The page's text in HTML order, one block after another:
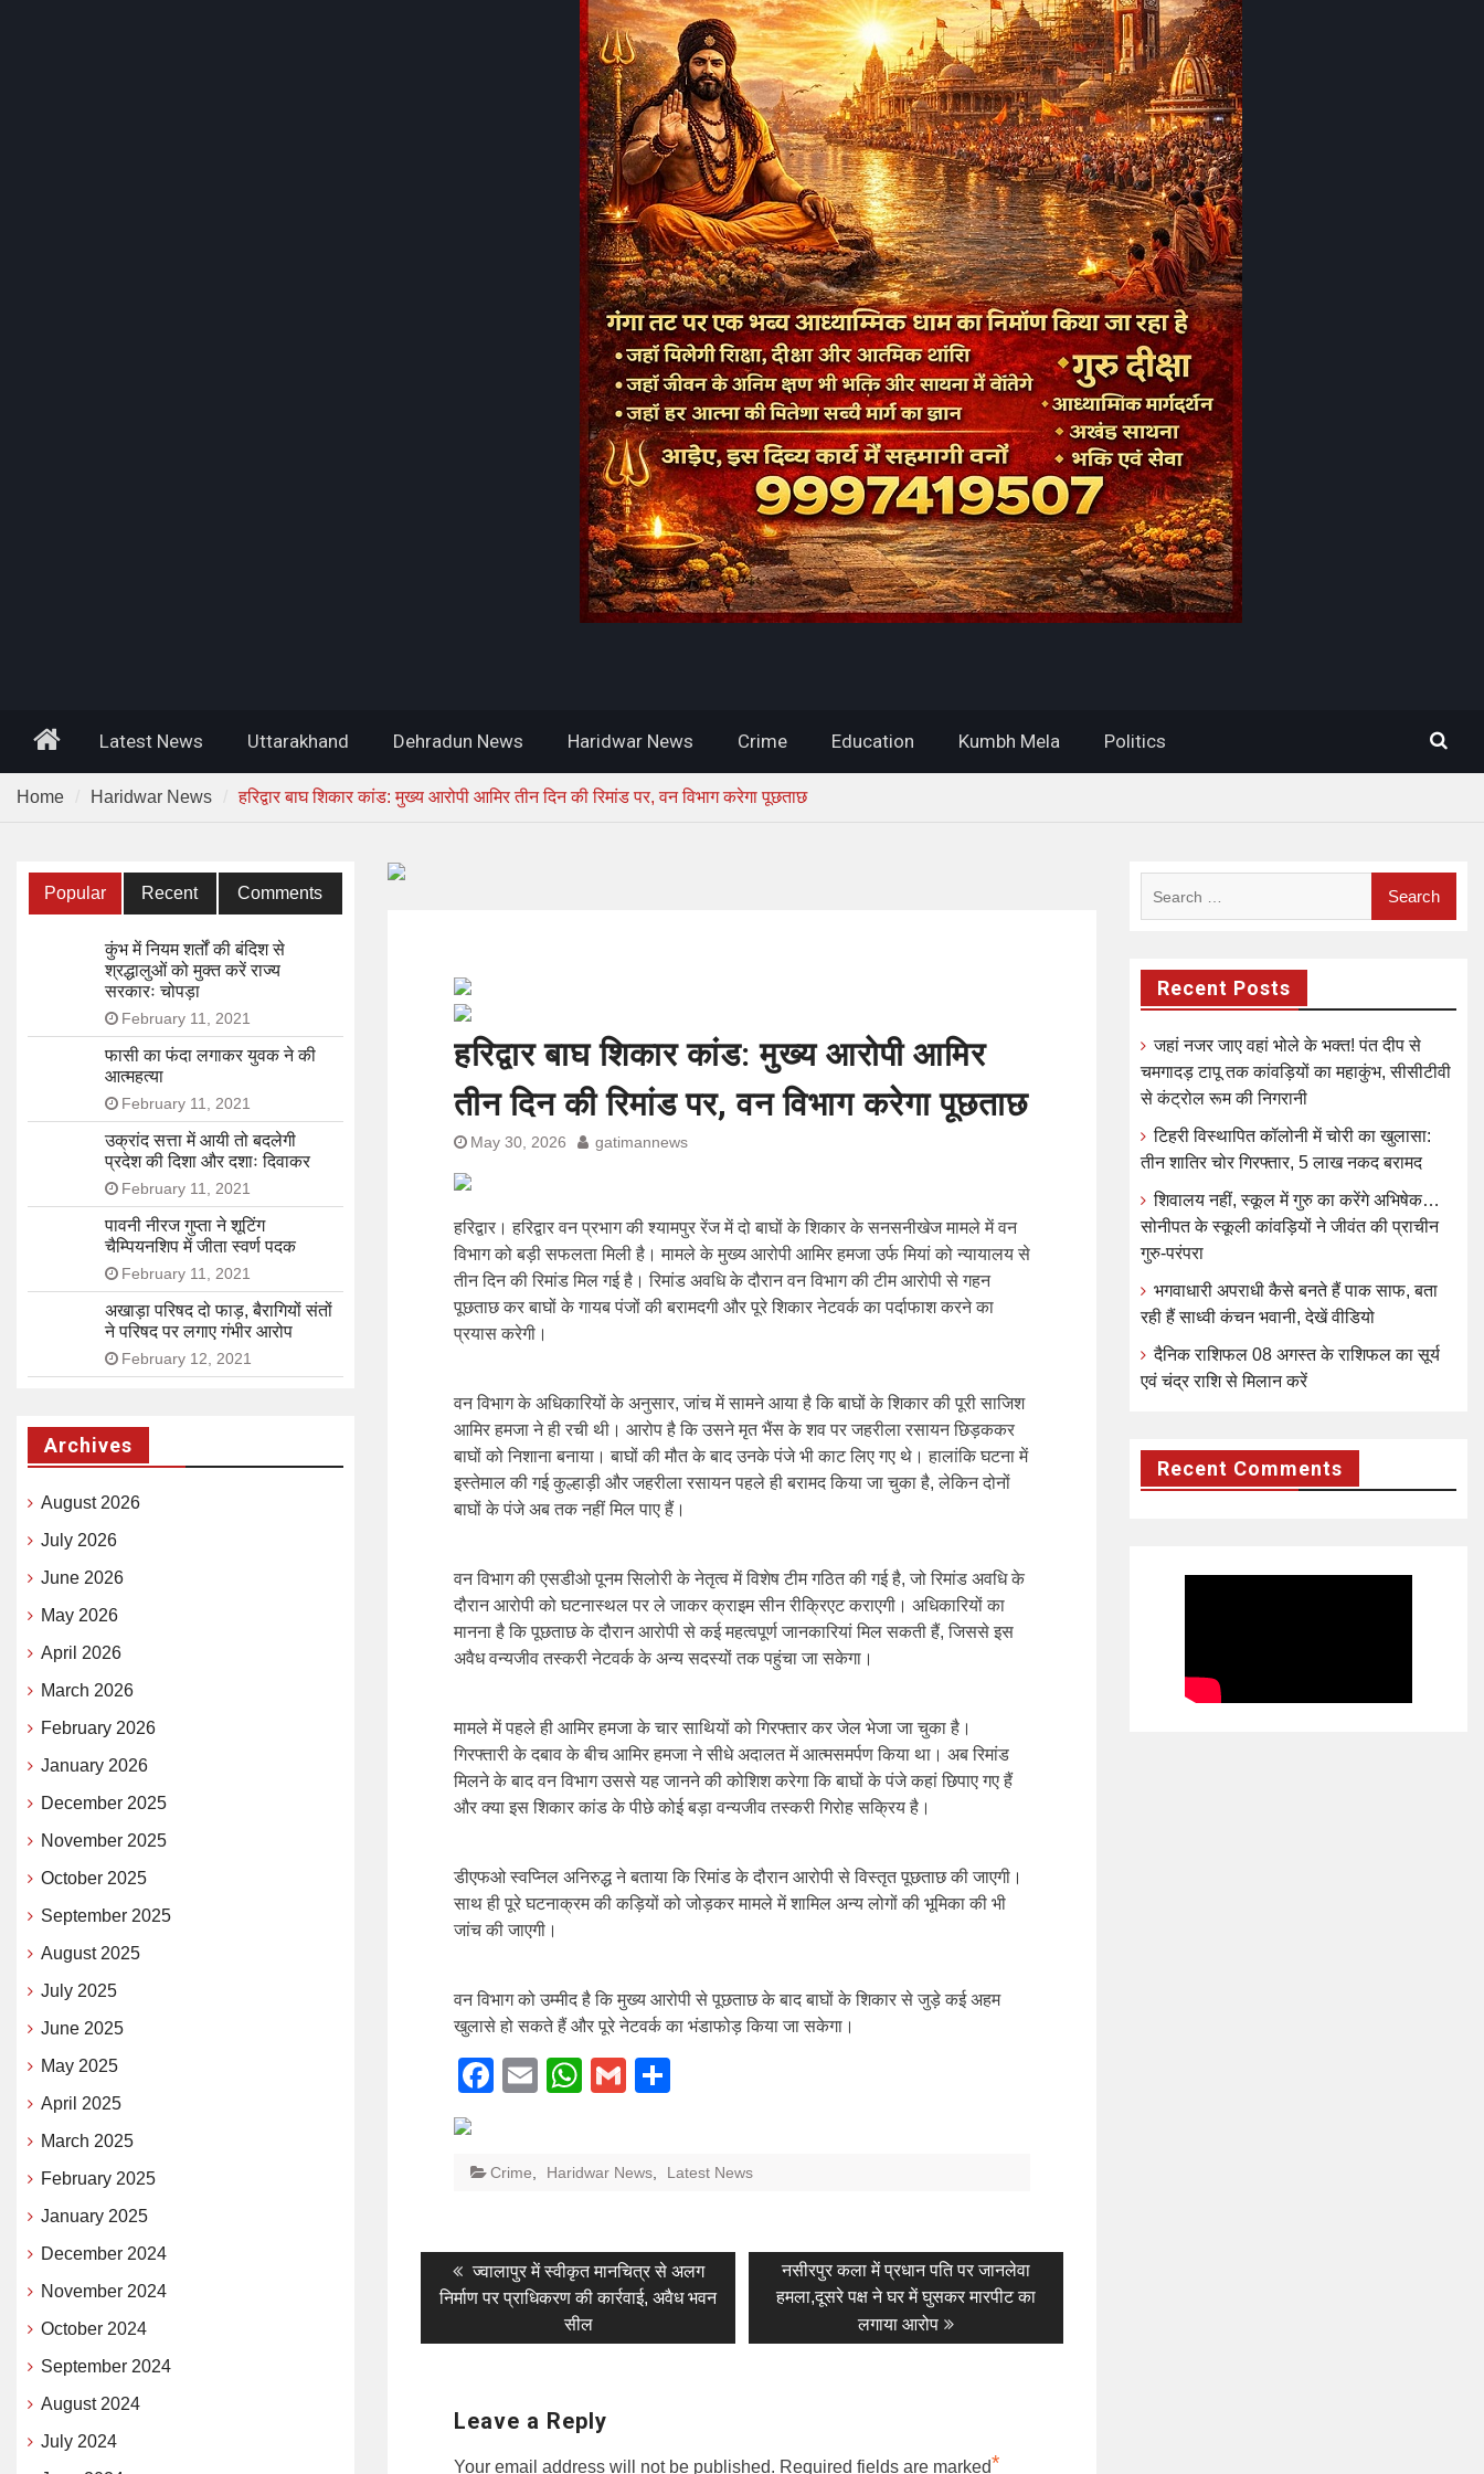
HomeLatest News Uttarakhand Dehradun News Haridwar News Crime Education Kumbh Mela Politics
Home Haridwar News हरिद्वार बाघ शिकार कांड: मुख्य आरोपी आमिर तीन दिन की रिमांड पर, वन विभाग करेगा पूछताछ
हरिद्वार बाघ शिकार कांड: मुख्य आरोपी आमिर
तीन दिन की रिमांड पर, वन विभाग करेगा पूछताछ
May 30, 2026 gatimannews
हरिद्वार। हरिद्वार वन प्रभाग की श्यामपुर रेंज में दो बाघों के शिकार के सनसनीखेज मामले में वन
विभाग को बड़ी सफलता मिली है। मामले के मुख्य आरोपी आमिर हमजा उर्फ मियां को न्यायालय से
तीन दिन की रिमांड मिल गई है। रिमांड अवधि के दौरान वन विभाग की टीम आरोपी से गहन
पूछताछ कर बाघों के गायब पंजों की बरामदगी और पूरे शिकार नेटवर्क का पर्दाफाश करने का
प्रयास करेगी।
वन विभाग के अधिकारियों के अनुसार, जांच में सामने आया है कि बाघों के शिकार की पूरी साजिश
आमिर हमजा ने ही रची थी। आरोप है कि उसने मृत भैंस के शव पर जहरीला रसायन छिड़ककर
बाघों को निशाना बनाया। बाघों की मौत के बाद उनके पंजे भी काट लिए गए थे। हालांकि घटना में
इस्तेमाल की गई कुल्हाड़ी और जहरीला रसायन पहले ही बरामद किया जा चुका है, लेकिन दोनों
बाघों के पंजे अब तक नहीं मिल पाए हैं।
वन विभाग की एसडीओ पूनम सिलोरी के नेतृत्व में विशेष टीम गठित की गई है, जो रिमांड अवधि के
दौरान आरोपी को घटनास्थल पर ले जाकर क्राइम सीन रीक्रिएट कराएगी। अधिकारियों का
मानना है कि पूछताछ के दौरान आरोपी से कई महत्वपूर्ण जानकारियां मिल सकती हैं, जिससे इस
अवैध वन्यजीव तस्करी नेटवर्क के अन्य सदस्यों तक पहुंचा जा सकेगा।
मामले में पहले ही आमिर हमजा के चार साथियों को गिरफ्तार कर जेल भेजा जा चुका है।
गिरफ्तारी के दबाव के बीच आमिर हमजा ने सीधे अदालत में आत्मसमर्पण किया था। अब रिमांड
मिलने के बाद वन विभाग उससे यह जानने की कोशिश करेगा कि बाघों के पंजे कहां छिपाए गए हैं
और क्या इस शिकार कांड के पीछे कोई बड़ा वन्यजीव तस्करी गिरोह सक्रिय है।
डीएफओ स्वप्निल अनिरुद्ध ने बताया कि रिमांड के दौरान आरोपी से विस्तृत पूछताछ की जाएगी।
साथ ही पूरे घटनाक्रम की कड़ियों को जोड़कर मामले में शामिल अन्य लोगों की भूमिका की भी
जांच की जाएगी।
वन विभाग को उम्मीद है कि मुख्य आरोपी से पूछताछ के बाद बाघों के शिकार से जुड़े कई अहम
खुलासे हो सकते हैं और पूरे नेटवर्क का भंडाफोड़ किया जा सकेगा।
Facebook
EmailWhatsApp
Gmail
Crime Haridwar News Latest News
Post
navigation
Previous
post:
ज्वालापुर में स्वीकृत मानचित्र से अलग
निर्माण पर प्राधिकरण की कार्रवाई, अवैध भवन
सील
Next
post:
नसीरपुर कला में प्रधान पति पर जानलेवा
हमला,दूसरे पक्ष ने घर में घुसकर मारपीट का
लगाया आरोप
Leave a Reply
Your email address will not be published. Required fields are marked*
Recent Posts
जहां नजर जाए वहां भोले के भक्त! पंत दीप से
चमगादड़ टापू तक कांवड़ियों का महाकुंभ, सीसीटीवी
से कंट्रोल रूम की निगरानी
टिहरी विस्थापित कॉलोनी में चोरी का खुलासा:
तीन शातिर चोर गिरफ्तार, 5 लाख नकद बरामद
शिवालय नहीं, स्कूल में गुरु का करेंगे अभिषेक…
सोनीपत के स्कूली कांवड़ियों ने जीवंत की प्राचीन
गुरु-परंपरा
भगवाधारी अपराधी कैसे बनते हैं पाक साफ, बता
रही हैं साध्वी कंचन भवानी, देखें वीडियो
दैनिक राशिफल 08 अगस्त के राशिफल का सूर्य
एवं चंद्र राशि से मिलान करें
Recent Comments
Popular Recent Comments
कुंभ में नियम शर्तों की बंदिश से
श्रद्धालुओं को मुक्त करें राज्य
सरकारः चोपड़ा
February 11, 2021
फासी का फंदा लगाकर युवक ने की
आत्महत्या
February 11, 2021
उक्रांद सत्ता में आयी तो बदलेगी
प्रदेश की दिशा और दशाः दिवाकर
February 11, 2021
पावनी नीरज गुप्ता ने शूटिंग
चैम्पियनशिप में जीता स्वर्ण पदक
February 11, 2021
अखाड़ा परिषद दो फाड़, बैरागियों संतों
ने परिषद पर लगाए गंभीर आरोप
February 12, 2021
Archives
August 2026
July 2026
June 2026
May 2026
April 2026
March 2026
February 2026
January 2026
December 2025
November 2025
October 2025
September 2025
August 2025
July 2025
June 2025
May 2025
April 2025
March 2025
February 2025
January 2025
December 2024
November 2024
October 2024
September 2024
August 2024
July 2024